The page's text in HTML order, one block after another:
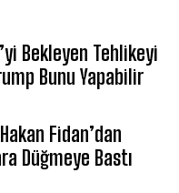
Bekleyen Tehlikeyi
Bunu Yapabilir
Hakan Fidan’dan
Düğmeye Bastı